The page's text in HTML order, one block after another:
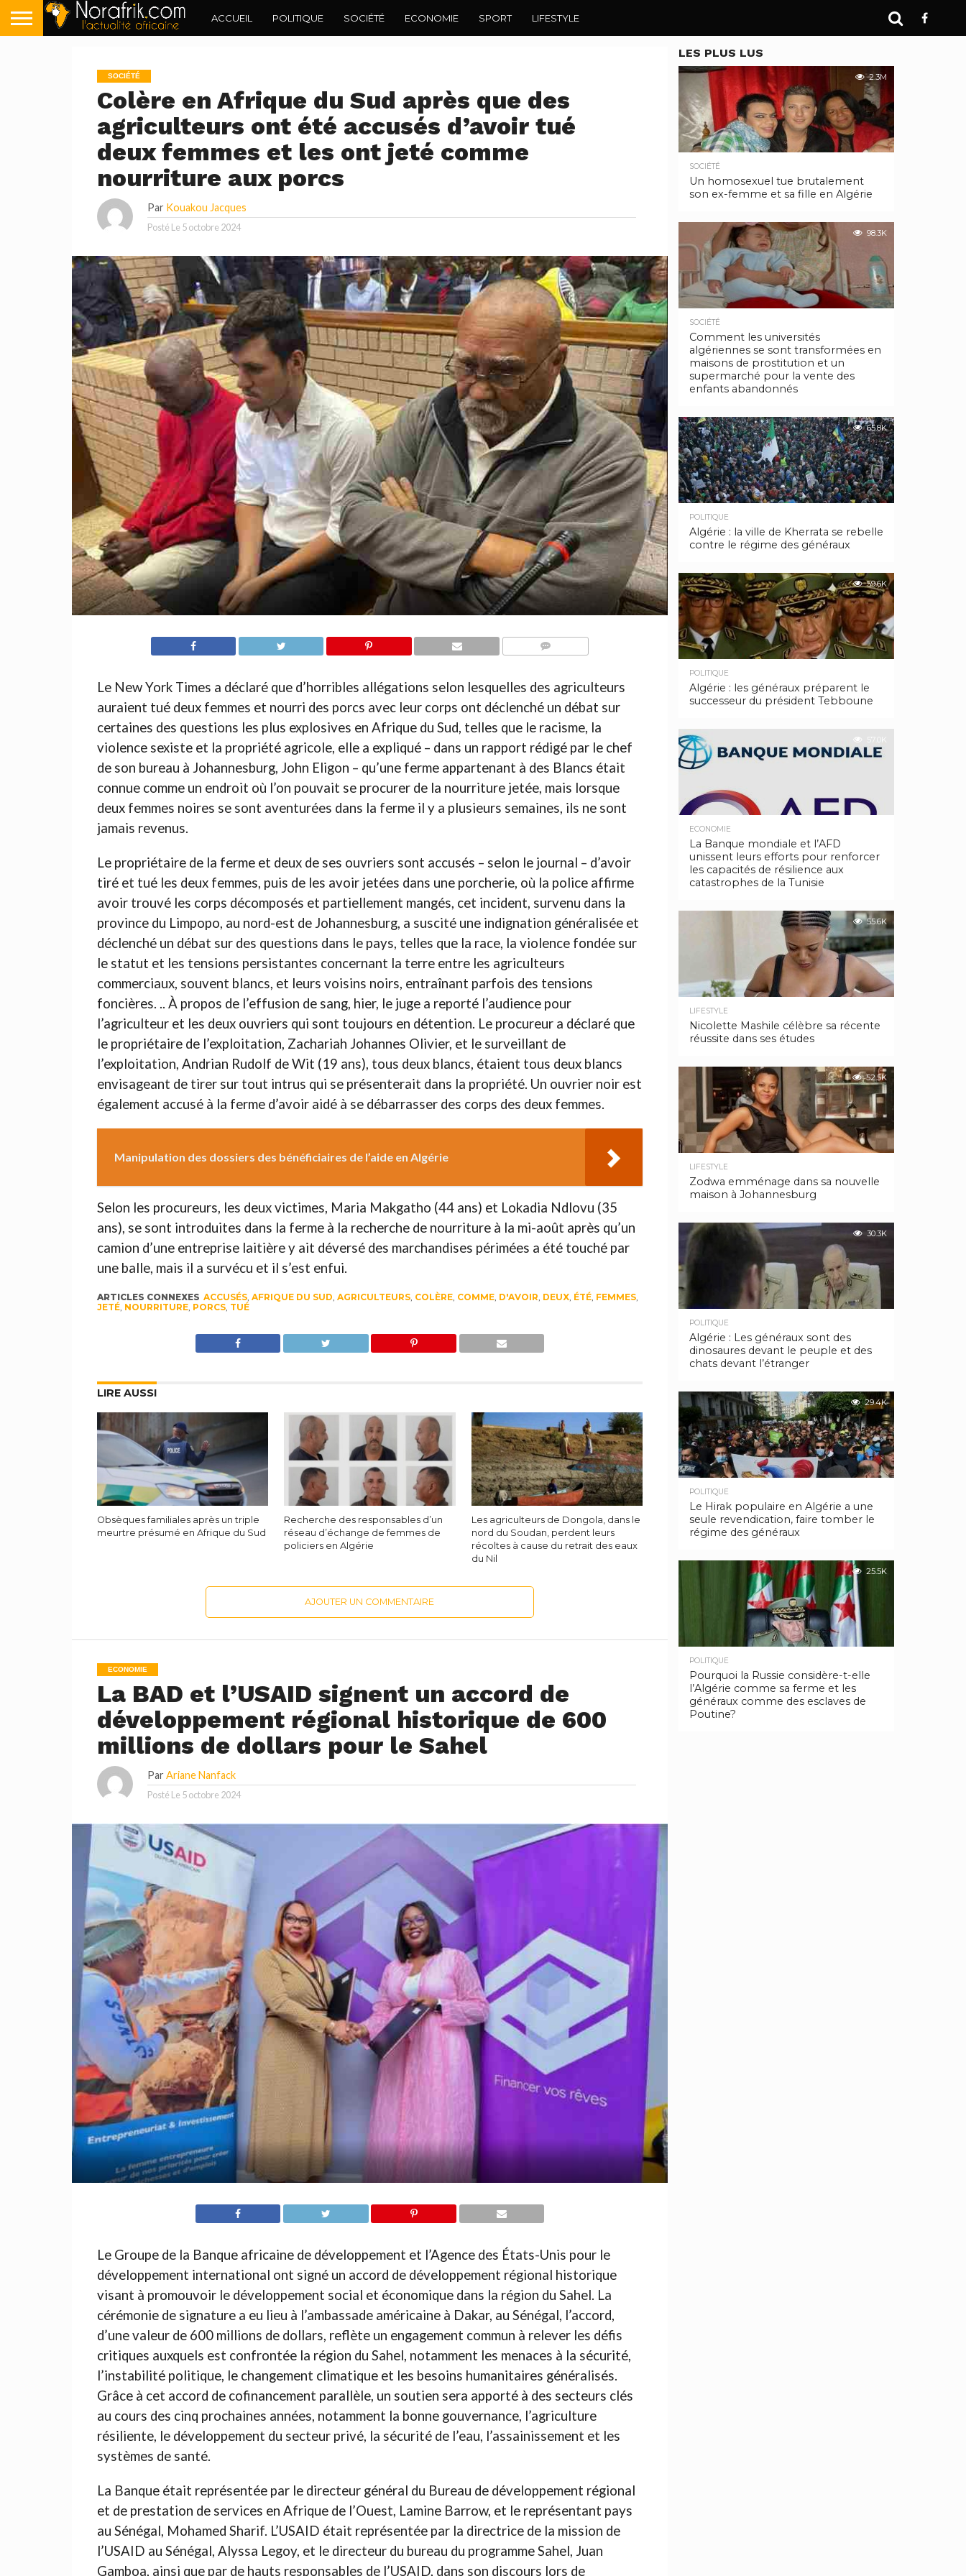
ACCUEIL POLITIQUE SOCIÉTÉ ECONOMIE SPORT LIFESTYLE
SOCIÉTÉ
Colère en Afrique du Sud après que des
agriculteurs ont été accusés d’avoir tué
deux femmes et les ont jeté comme
nourriture aux porcs
Par Kouakou Jacques
Posté Le 5 octobre 2024
Le New York Times a déclaré que d’horribles allégations selon lesquelles des agriculteurs
auraient tué deux femmes et nourri des porcs avec leur corps ont déclenché un débat sur
certaines des questions les plus explosives en Afrique du Sud, telles que le racisme, la
violence sexiste et la propriété agricole, elle a expliqué – dans un rapport rédigé par le chef
de son bureau à Johannesburg, John Eligon – qu’une ferme appartenant à des Blancs était
connue comme un endroit où l’on pouvait se procurer de la nourriture jetée, mais lorsque
deux femmes noires se sont aventurées dans la ferme il y a plusieurs semaines, ils ne sont
jamais revenus.
Le propriétaire de la ferme et deux de ses ouvriers sont accusés – selon le journal – d’avoir
tiré et tué les deux femmes, puis de les avoir jetées dans une porcherie, où la police affirme
avoir trouvé les corps décomposés et partiellement mangés, cet incident, survenu dans la
province du Limpopo, au nord-est de Johannesburg, a suscité une indignation généralisée et
déclenché un débat sur des questions dans le pays, telles que la race, la violence fondée sur
le statut et les tensions persistantes concernant la terre entre les agriculteurs
commerciaux, souvent blancs, et leurs voisins noirs, entraînant parfois des tensions
foncières. .. À propos de l’effusion de sang, hier, le juge a reporté l’audience pour
l’agriculteur et les deux ouvriers qui sont toujours en détention. Le procureur a déclaré que
le propriétaire de l’exploitation, Zachariah Johannes Olivier, et le surveillant de
l’exploitation, Andrian Rudolf de Wit (19 ans), tous deux blancs, étaient tous deux blancs
envisageant de tirer sur tout intrus qui se présenterait dans la propriété. Un ouvrier noir est
également accusé à la ferme d’avoir aidé à se débarrasser des corps des deux femmes.
Manipulation des dossiers des bénéficiaires de l’aide en Algérie
Selon les procureurs, les deux victimes, Maria Makgatho (44 ans) et Lokadia Ndlovu (35
ans), se sont introduites dans la ferme à la recherche de nourriture à la mi-août après qu’un
camion d’une entreprise laitière y ait déversé des marchandises périmées a été touché par
une balle, mais il a survécu et il s’est enfui.
ARTICLES CONNEXES ACCUSÉS, AFRIQUE DU SUD, AGRICULTEURS, COLÈRE, COMME, D'AVOIR, DEUX, ÉTÉ, FEMMES,
JETÉ, NOURRITURE, PORCS, TUÉ
LIRE AUSSI
Obsèques familiales après un triple
meurtre présumé en Afrique du Sud
Recherche des responsables d’un
réseau d’échange de femmes de
policiers en Algérie
Les agriculteurs de Dongola, dans le
nord du Soudan, perdent leurs
récoltes à cause du retrait des eaux
du Nil
AJOUTER UN COMMENTAIRE
ECONOMIE
La BAD et l’USAID signent un accord de
développement régional historique de 600
millions de dollars pour le Sahel
Par Ariane Nanfack
Posté Le 5 octobre 2024
Le Groupe de la Banque africaine de développement et l’Agence des États-Unis pour le
développement international ont signé un accord de développement régional historique
visant à promouvoir le développement social et économique dans la région du Sahel. La
cérémonie de signature a eu lieu à l’ambassade américaine à Dakar, au Sénégal, l’accord,
d’une valeur de 600 millions de dollars, reflète un engagement commun à relever les défis
critiques auxquels est confrontée la région du Sahel, notamment les menaces à la sécurité,
l’instabilité politique, le changement climatique et les besoins humanitaires généralisés.
Grâce à cet accord de cofinancement parallèle, un soutien sera apporté à des secteurs clés
au cours des cinq prochaines années, notamment la bonne gouvernance, l’agriculture
résiliente, le développement du secteur privé, la sécurité de l’eau, l’assainissement et les
systèmes de santé.
La Banque était représentée par le directeur général du Bureau de développement régional
et de prestation de services en Afrique de l’Ouest, Lamine Barrow, et le représentant pays
au Sénégal, Mohamed Sharif. L’USAID était représentée par la directrice de la mission de
l’USAID au Sénégal, Alyssa Legoy, et le directeur du bureau du programme Sahel, Juan
Gamboa, ainsi que par de hauts responsables de l’USAID, dans son discours lors de
LES PLUS LUS
2.3M
SOCIÉTÉ
Un homosexuel tue brutalement
son ex-femme et sa fille en Algérie
98.3K
SOCIÉTÉ
Comment les universités
algériennes se sont transformées en
maisons de prostitution et un
supermarché pour la vente des
enfants abandonnés
65.8K
POLITIQUE
Algérie : la ville de Kherrata se rebelle
contre le régime des généraux
59.6K
POLITIQUE
Algérie : les généraux préparent le
successeur du président Tebboune
57.0K
ECONOMIE
La Banque mondiale et l’AFD
unissent leurs efforts pour renforcer
les capacités de résilience aux
catastrophes de la Tunisie
55.6K
LIFESTYLE
Nicolette Mashile célèbre sa récente
réussite dans ses études
52.5K
LIFESTYLE
Zodwa emménage dans sa nouvelle
maison à Johannesburg
30.3K
POLITIQUE
Algérie : Les généraux sont des
dinosaures devant le peuple et des
chats devant l’étranger
29.4K
POLITIQUE
Le Hirak populaire en Algérie a une
seule revendication, faire tomber le
régime des généraux
25.5K
POLITIQUE
Pourquoi la Russie considère-t-elle
l’Algérie comme sa ferme et les
généraux comme des esclaves de
Poutine?